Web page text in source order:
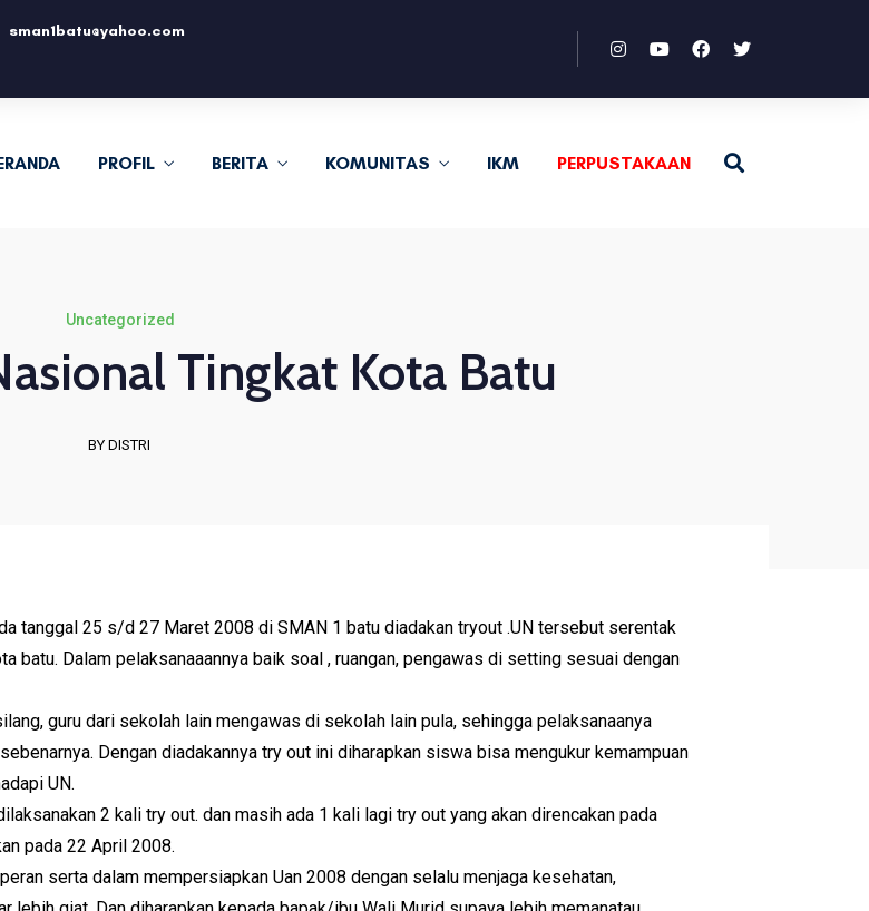
sman1batu@yahoo.com
PROFIL BERITA KOMUNITAS IKM PERPUSTAKAAN
Uncategorized
Tingkat Kota Batu
BY DISTRI
tanggal 25 s/d 27 Maret 2008 di SMAN 1 batu diadakan tryout .UN tersebut serentak
batu. Dalam pelaksanaaannya baik soal , ruangan, pengawas di setting sesuai dengan
guru dari sekolah lain mengawas di sekolah lain pula, sehingga pelaksanaanya
Dengan diadakannya try out ini diharapkan siswa bisa mengukur kemampuan
UN.
2 kali try out. dan masih ada 1 kali lagi try out yang akan direncakan pada
pada 22 April 2008.
serta dalam mempersiapkan Uan 2008 dengan selalu menjaga kesehatan,